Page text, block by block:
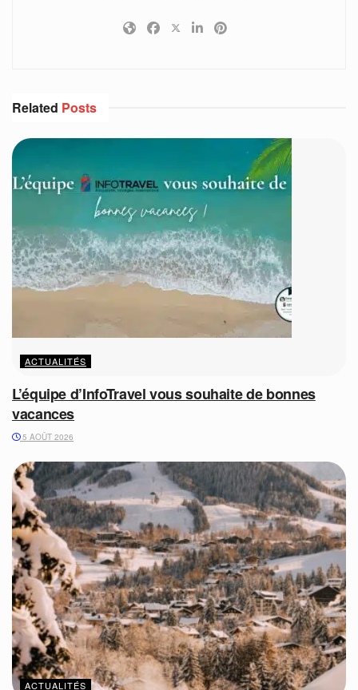
Related Posts
ACTUALITÉS
L’équipe d’InfoTravel vous souhaite de bonnes
vacances
5 AOÛT 2026
ACTUALITÉS